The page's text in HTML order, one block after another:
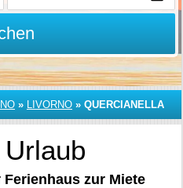
» LIVORNO » QUERCIANELLA
zur Miete